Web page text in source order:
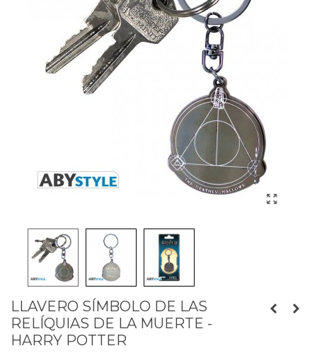
LLAVERO SÍMBOLO DE LAS
RELÍQUIAS DE LA MUERTE -
HARRY POTTER